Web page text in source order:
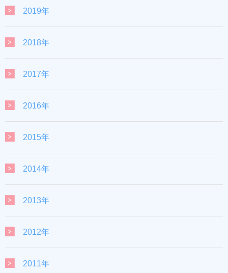
2019年
2018年
2017年
2016年
2015年
2014年
2013年
2012年
2011年